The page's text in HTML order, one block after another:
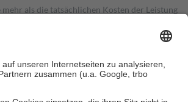
mehr als die tatsächlichen Kosten der Leistung